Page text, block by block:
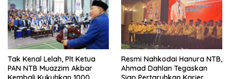
Tak Kenal Lelah, Plt Ketua
PAN NTB Muazzim Akbar
Resmi Nahkodai Hanura NTB,
Ahmad Dahlan Tegaskan